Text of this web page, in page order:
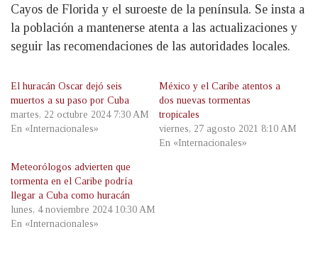
Cayos de Florida y el suroeste de la península. Se insta a
la población a mantenerse atenta a las actualizaciones y
seguir las recomendaciones de las autoridades locales.
El huracán Oscar dejó seis
muertos a su paso por Cuba
martes, 22 octubre 2024 7:30 AM
En «Internacionales»
México y el Caribe atentos a
dos nuevas tormentas
tropicales
viernes, 27 agosto 2021 8:10 AM
En «Internacionales»
Meteorólogos advierten que
tormenta en el Caribe podría
llegar a Cuba como huracán
lunes, 4 noviembre 2024 10:30 AM
En «Internacionales»